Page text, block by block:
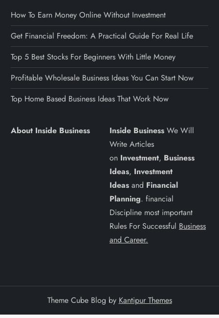
How To Earn Money Online Without Investment
Get Financial Freedom: A Practical Guide For Real Life
Top 5 Best Stocks For Beginners With Little Money
Profitable Wholesale Business Ideas You Can Start Now
Top Home Based Business Ideas That Work Now
About Inside Business Inside Business We Will
Write Articles
on Investment, Business
Ideas, Investment
Ideas and Financial
Planning. financial
Discipline most important
Rules For Successful Business
and Career.
Theme Cube Blog by Kantipur Themes